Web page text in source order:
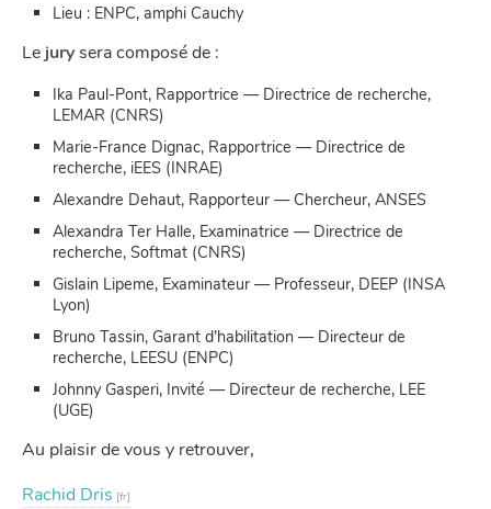
Lieu : ENPC, amphi Cauchy
Le jurysera composé de :
Ika Paul-Pont, Rapportrice — Directrice de recherche,
LEMAR (CNRS)
Marie-France Dignac, Rapportrice — Directrice de
recherche, iEES (INRAE)
Alexandre Dehaut, Rapporteur — Chercheur, ANSES
Alexandra Ter Halle, Examinatrice — Directrice de
recherche, Softmat (CNRS)
Gislain Lipeme, Examinateur — Professeur, DEEP (INSA
Lyon)
Bruno Tassin, Garant d’habilitation — Directeur de
recherche, LEESU (ENPC)
Johnny Gasperi, Invité — Directeur de recherche, LEE
(UGE)
Au plaisir de vous y retrouver,
Rachid Dris